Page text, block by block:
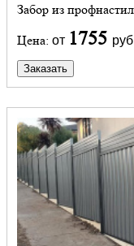
Забор из
Цена: от 1755
Заказать